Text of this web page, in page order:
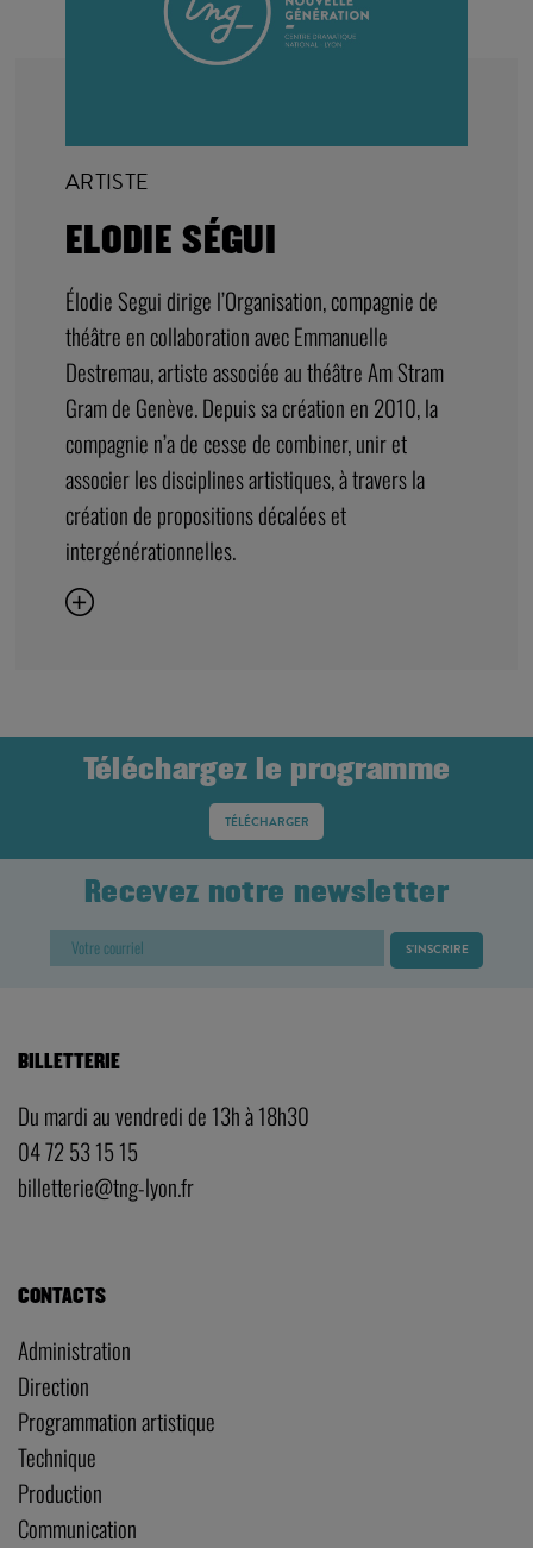
ARTISTE
ELODIE SÉGUI
Élodie Segui dirige l’Organisation, compagnie de
théâtre en collaboration avec Emmanuelle
Destremau, artiste associée au théâtre Am Stram
Gram de Genève. Depuis sa création en 2010, la
compagnie n’a de cesse de combiner, unir et
associer les disciplines artistiques, à travers la
création de propositions décalées et
intergénérationnelles.
Téléchargez le programme
TÉLÉCHARGER
Recevez notre newsletter
BILLETTERIE
Du mardi au vendredi de 13h à 18h30
04 72 53 15 15
billetterie@tng-lyon.fr
CONTACTS
Administration
Direction
Programmation artistique
Technique
Production
Communication